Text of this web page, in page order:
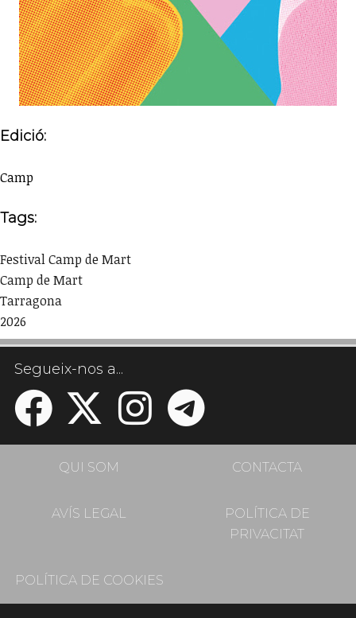
Edició:
Camp
Tags:
Festival Camp de Mart
Camp de Mart
Tarragona
2026
Segueix-nos a...
QUI SOM CONTACTA
AVÍS LEGAL
POLÍTICA DE
PRIVACITAT
POLÍTICA DE COOKIES